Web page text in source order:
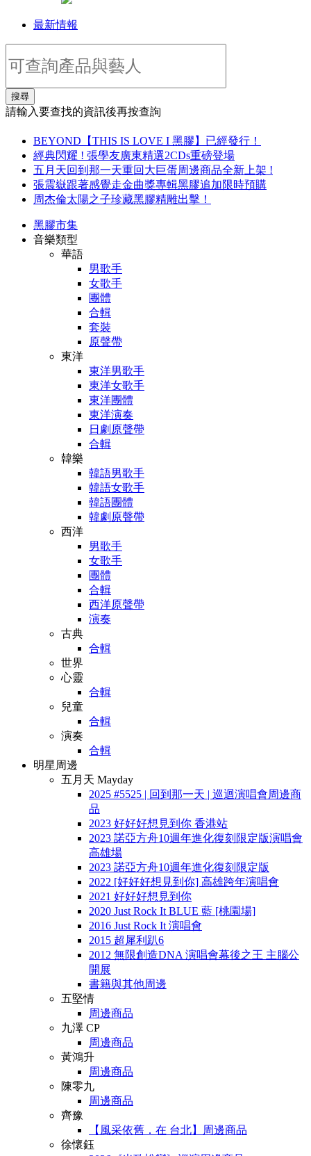
最新情報
搜尋
請輸入要查找的資訊後再按查詢
BEYOND【THIS IS LOVE I 黑膠】已經發行！
經典閃耀 ! 張學友廣東精選2CDs重磅登場
五月天回到那一天重回大巨蛋周邊商品全新上架 !
張震嶽跟著感覺走金曲獎專輯黑膠追加限時預購
周杰倫太陽之子珍藏黑膠精雕出擊！
黑膠市集
音樂類型
華語
男歌手
女歌手
團體
合輯
套裝
原聲帶
東洋
東洋男歌手
東洋女歌手
東洋團體
東洋演奏
日劇原聲帶
合輯
韓樂
韓語男歌手
韓語女歌手
韓語團體
韓劇原聲帶
西洋
男歌手
女歌手
團體
合輯
西洋原聲帶
演奏
古典
合輯
世界
心靈
合輯
兒童
合輯
演奏
合輯
明星周邊
五月天 Mayday
2025 #5525 | 回到那一天 | 巡迴演唱會周邊商
品
2023 好好好想見到你 香港站
2023 諾亞方舟10週年進化復刻限定版演唱會
高雄場
2023 諾亞方舟10週年進化復刻限定版
2022 [好好好想見到你] 高雄跨年演唱會
2021 好好好想見到你
2020 Just Rock It BLUE 藍 [桃園場]
2016 Just Rock It 演唱會
2015 超犀利趴6
2012 無限創造DNA 演唱會幕後之王 主腦公
開展
書籍與其他周邊
五堅情
周邊商品
九澤 CP
周邊商品
黃鴻升
周邊商品
陳零九
周邊商品
齊豫
【風采依舊．在 台北】周邊商品
徐懷鈺